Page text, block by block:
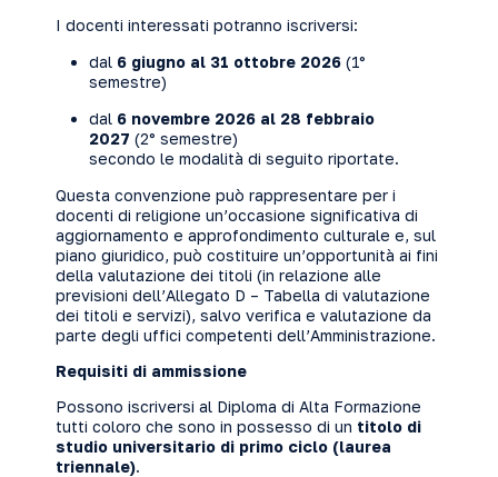
I docenti interessati potranno iscriversi:
dal 6 giugno al 31 ottobre 2026 (1°
semestre)
dal 6 novembre 2026 al 28 febbraio
2027 (2° semestre)
secondo le modalità di seguito riportate.
Questa convenzione può rappresentare per i
docenti di religione un’occasione significativa di
aggiornamento e approfondimento culturale e, sul
piano giuridico, può costituire un’opportunità ai fini
della valutazione dei titoli (in relazione alle
previsioni dell’Allegato D – Tabella di valutazione
dei titoli e servizi), salvo verifica e valutazione da
parte degli uffici competenti dell’Amministrazione.
Requisiti di ammissione
Possono iscriversi al Diploma di Alta Formazione
tutti coloro che sono in possesso di un titolo di
studio universitario di primo ciclo (laurea
triennale).